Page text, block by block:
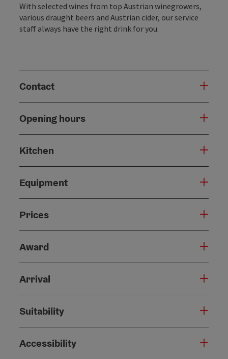
With selected wines from top Austrian winegrowers,
various draught beers and Austrian cider, our service
staff always have the right drink for you.
Contact
Opening hours
Kitchen
Equipment
Prices
Award
Arrival
Suitability
Accessibility